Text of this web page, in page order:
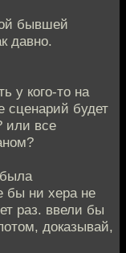
бывшей
давно.
у кого-то на
сценарий будет
или все
бы ни хера не
раз. ввели бы
доказывай,